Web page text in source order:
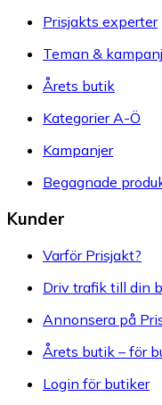
Prisjakts experter
Teman &
Årets butik
Kategorier A-Ö
Kampanjer
Begagnade
Kunder
Varför Prisjakt?
Driv trafik till din
Annonsera på
Årets butik – för
Login för butiker